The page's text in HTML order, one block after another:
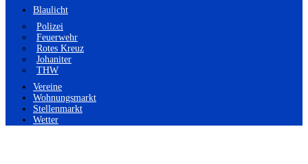
Blaulicht
Polizei
Feuerwehr
Rotes Kreuz
Johaniter
THW
Vereine
Wohnungsmarkt
Stellenmarkt
Wetter